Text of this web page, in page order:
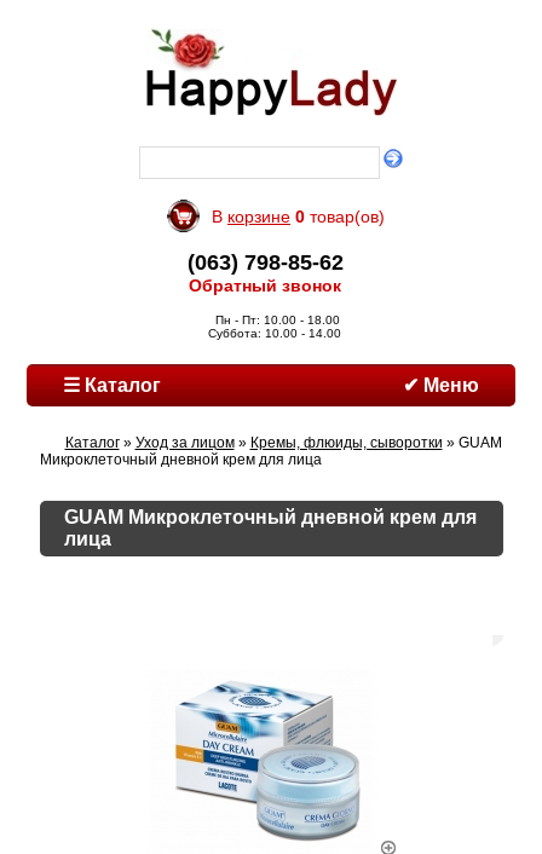
В корзине 0 товар(ов)
(063) 798-85-62
Обратный звонок
Пн - Пт: 10.00 - 18.00
Суббота: 10.00 - 14.00
☰ Каталог ✔ Меню
Каталог» Уход за лицом» Кремы, флюиды, сыворотки » GUAM
Микроклеточный дневной крем для лица
GUAM Микроклеточный дневной крем для
лица